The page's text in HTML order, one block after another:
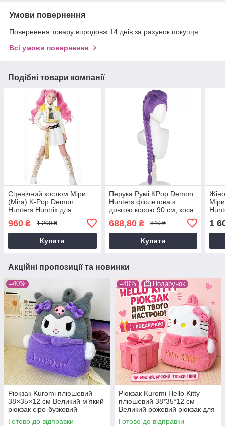
Умови повернення
Повернення товару впродовж 14 днів за рахунок покупця
Всі умови повернення
Подібні товари компанії
Сценічний костюм Міри
(Mira) K-Pop Demon
Hunters Huntrix для
дитячий костюм K-pop,
косплей Мисливиці
960 ₴ 1 200 ₴
Купити
Перука Румі KPop Demon
Hunters фіолетова з
довгою косою 90 см, коса
косплей Мисливиці на
демонів
688,80₴ 840 ₴
Купити
1
Акційні пропозиції та новинки
–40%
Рюкзак Kuromi плюшевий
38×35×12 см Великий м’який
рюкзак сіро-бузковий
Готово до відправки
–40% Подарунок
Рюкзак Kuromi Hello Kitty
плюшевий 38*35*12 см
Великий рожевий рюкзак для
фанатів аніме
Готово до відправки